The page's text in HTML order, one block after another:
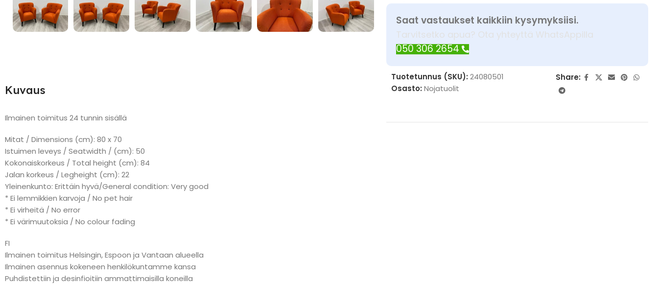
Saat vastaukset kaikkiin kysymyksiisi.
Tarvitsetko apua? Ota yhteyttä WhatsAppilla
050 306 2654
Tuotetunnus (SKU):24080501
Osasto: Nojatuolit
Share:
Kuvaus
Ilmainen toimitus 24 tunnin sisällä
Mitat / Dimensions (cm): 80 x 70
Istuimen leveys / Seatwidth / (cm): 50
Kokonaiskorkeus / Total height (cm): 84
Jalan korkeus / Legheight (cm): 22
Yleinenkunto: Erittäin hyvä/General condition: Very good
* Ei lemmikkien karvoja / No pet hair
* Ei virheitä / No error
* Ei värimuutoksia / No colour fading
FI
Ilmainen toimitus Helsingin, Espoon ja Vantaan alueella
Ilmainen asennus kokeneen henkilökuntamme kansa
Puhdistettiin ja desinfioitiin ammattimaisilla koneilla